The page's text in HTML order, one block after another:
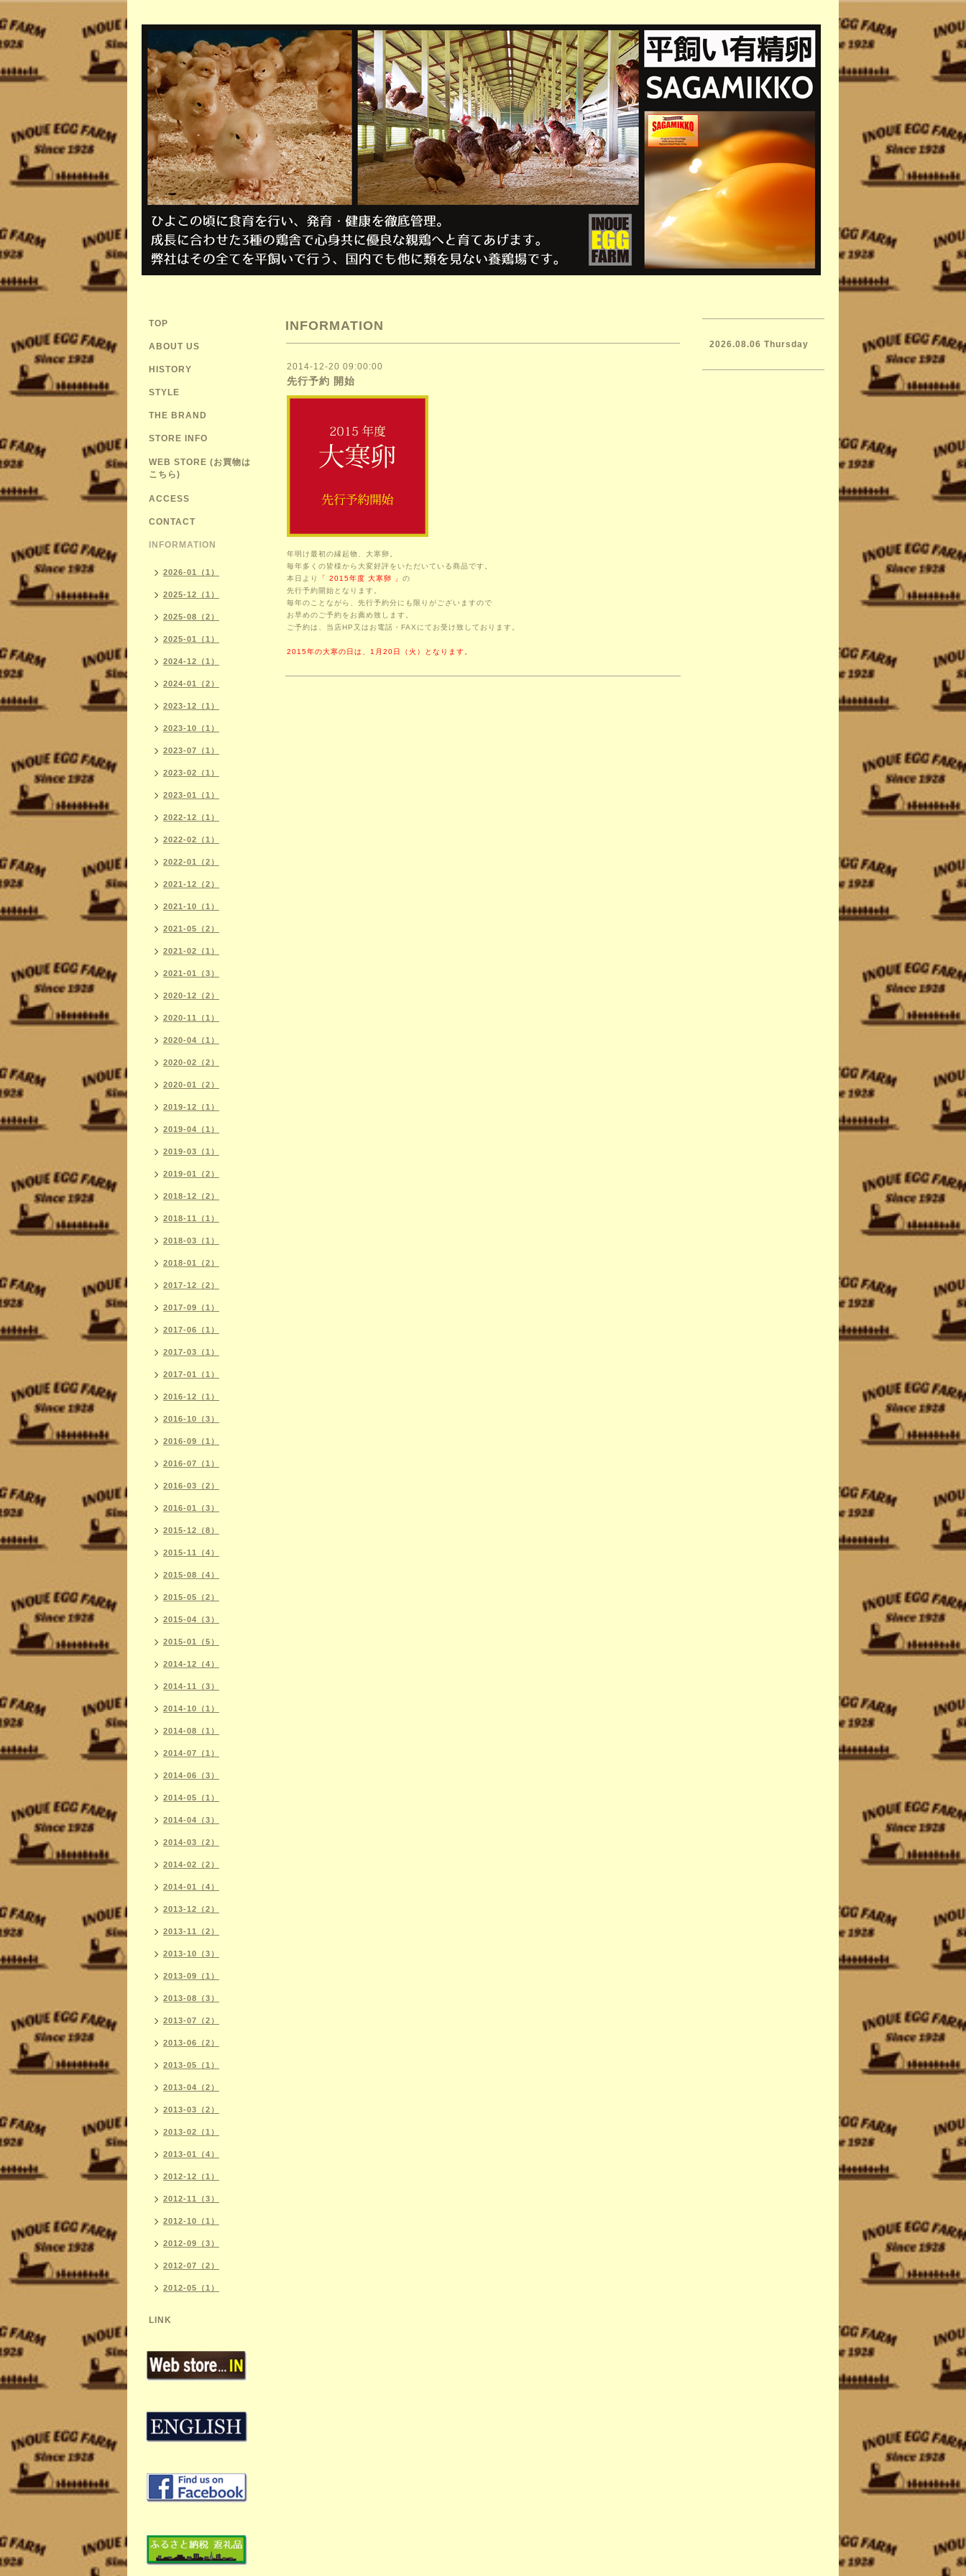
INFORMATION
2014-12-20 09:00:00
先行予約 開始
年明け最初の縁起物、大寒卵。
毎年多くの皆様から大変好評をいただいている商品です。
本日より
「 2015年度 大寒卵 」 の
先行予約開始となります。
毎年のことながら、先行予約分にも限りがございますので
お早めのご予約をお薦め致します。
ご予約は、当店HP又はお電話・FAXにてお受け致しております。
2015年の大寒の日は、1月20日（火）となります。
TOP
ABOUT US
HISTORY
STYLE
THE BRAND
STORE INFO
WEB STORE (お買物は
こちら)
ACCESS
CONTACT
INFORMATION
2026-01（1）
2025-12（1）
2025-08（2）
2025-01（1）
2024-12（1）
2024-01（2）
2023-12（1）
2023-10（1）
2023-07（1）
2023-02（1）
2023-01（1）
2022-12（1）
2022-02（1）
2022-01（2）
2021-12（2）
2021-10（1）
2021-05（2）
2021-02（1）
2021-01（3）
2020-12（2）
2020-11（1）
2020-04（1）
2020-02（2）
2020-01（2）
2019-12（1）
2019-04（1）
2019-03（1）
2019-01（2）
2018-12（2）
2018-11（1）
2018-03（1）
2018-01（2）
2017-12（2）
2017-09（1）
2017-06（1）
2017-03（1）
2017-01（1）
2016-12（1）
2016-10（3）
2016-09（1）
2016-07（1）
2016-03（2）
2016-01（3）
2015-12（8）
2015-11（4）
2015-08（4）
2015-05（2）
2015-04（3）
2015-01（5）
2014-12（4）
2014-11（3）
2014-10（1）
2014-08（1）
2014-07（1）
2014-06（3）
2014-05（1）
2014-04（3）
2014-03（2）
2014-02（2）
2014-01（4）
2013-12（2）
2013-11（2）
2013-10（3）
2013-09（1）
2013-08（3）
2013-07（2）
2013-06（2）
2013-05（1）
2013-04（2）
2013-03（2）
2013-02（1）
2013-01（4）
2012-12（1）
2012-11（3）
2012-10（1）
2012-09（3）
2012-07（2）
2012-05（1）
LINK
2026.08.06 Thursday